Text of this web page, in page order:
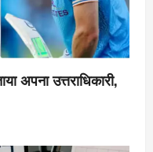
अपना उत्तराधिकारी,